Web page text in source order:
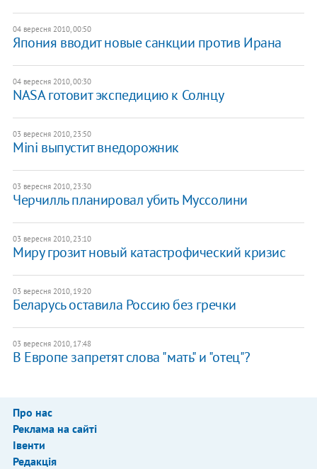
04 вересня 2010, 00:50
Япония вводит новые санкции против Ирана
04 вересня 2010, 00:30
NASA готовит экспедицию к Солнцу
03 вересня 2010, 23:50
Mini выпустит внедорожник
03 вересня 2010, 23:30
Черчилль планировал убить Муссолини
03 вересня 2010, 23:10
Миру грозит новый катастрофический кризис
03 вересня 2010, 19:20
Беларусь оставила Россию без гречки
03 вересня 2010, 17:48
В Европе запретят слова "мать" и "отец"?
Про нас
Реклама на сайті
Івенти
Редакція